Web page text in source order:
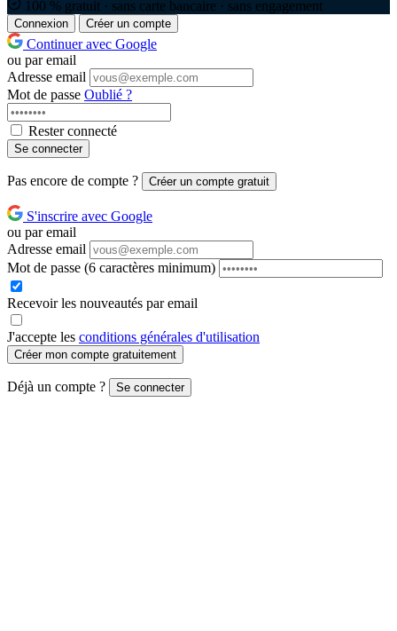
100 % gratuit · sans carte bancaire · sans engagement
Connexion Créer un compte
Continuer avec Google
ou par email
Adresse email
Mot de passe Oublié ?
Rester connecté
Se connecter
Pas encore de compte ? Créer un compte gratuit
S'inscrire avec Google
ou par email
Adresse email
Mot de passe (6 caractères minimum)
Recevoir les nouveautés par email
J'accepte les conditions générales d'utilisation
Créer mon compte gratuitement
Déjà un compte ? Se connecter